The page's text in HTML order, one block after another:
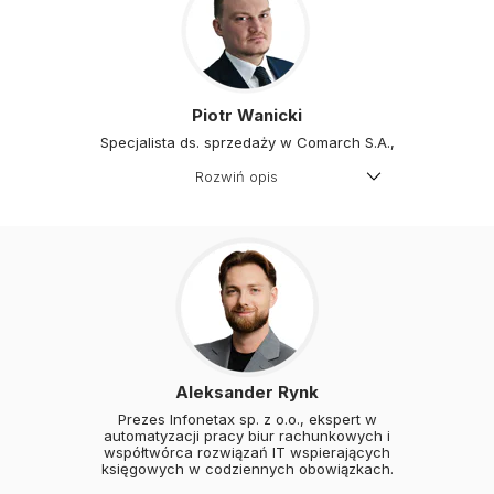
Stowarzyszenia Księgowych w
Polsce). Współautor książek o
rozliczaniu VAT w nieruchomościach,
w branży TSL oraz komentarzy do
zmian. Doświadczony wykładowca w
Rozwiń opis
systemów ERP oraz elektronicznego
obiegu dokumentów. W ramach
Betterfly koncentruje się na
budowaniu wartości dla biur
rachunkowych w
portaluiKsięgowość24.
EMBAi audytor wewnętrzny,
który łączy twardą wiedzę
technologiczną z pasją do dzielenia się
m.in.poprzez prowadzenie własnej
działalności wydawniczej. Wybrany
przez współpracowników do pełnienia
roliprzedstawiciela pracowników, w
Piotr Wanicki
Specjalista ds. sprzedaży w Comarch S.A.,
Aleksander Rynk
Prezes Infonetax sp. z o.o., ekspert w
automatyzacji pracy biur rachunkowych i
współtwórca rozwiązań IT wspierających
księgowych w codziennych obowiązkach.